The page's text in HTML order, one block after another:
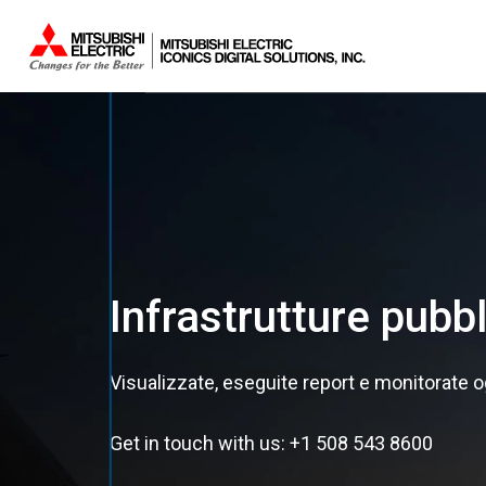
Infrastrutture
Visualizzate, eseguite report e monitorate
Get in touch with us: +1 508 543 8600